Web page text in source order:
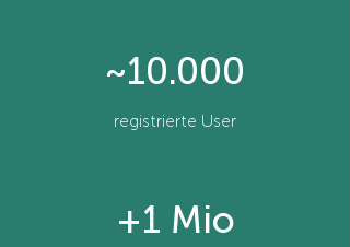
~10.000
registrierte User
+1 Mio